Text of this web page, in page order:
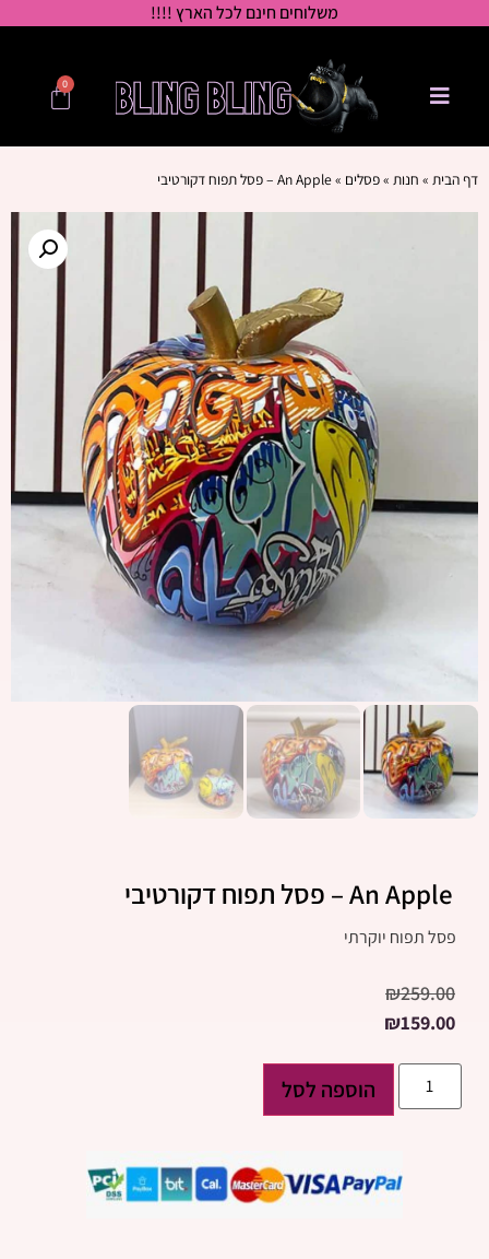
משלוחים חינם לכל הארץ !!!!
0
דף הבית » חנות »פסלים »An Apple – פסל תפוח דקורטיבי
An Apple – פסל תפוח דקורטיבי
פסל תפוח יוקרתי
₪259.00
₪159.00
הוספה לסל